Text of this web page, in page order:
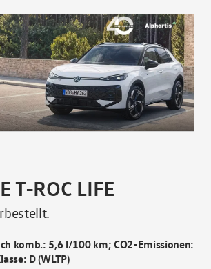
T-ROC LIFE
komb.: 5,6 l/100 km; CO2-Emissionen:
D (WLTP)